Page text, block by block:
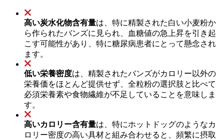
高い炭水化物含有量は、特に精製された白い小麦粉か
ら作られたバンズに見られ、血糖値の急上昇を引き起
こす可能性があり、特に糖尿病患者にとって懸念され
ます。
低い栄養密度は、精製されたバンズがカロリー以外の
栄養価をほとんど提供せず、全粒粉の選択肢と比べて
必須栄養素や食物繊維が不足していることを意味しま
す。
高いカロリー含有量は、特にホットドッグのようなカ
ロリー密度の高い具材と組み合わせると、頻繁に摂取